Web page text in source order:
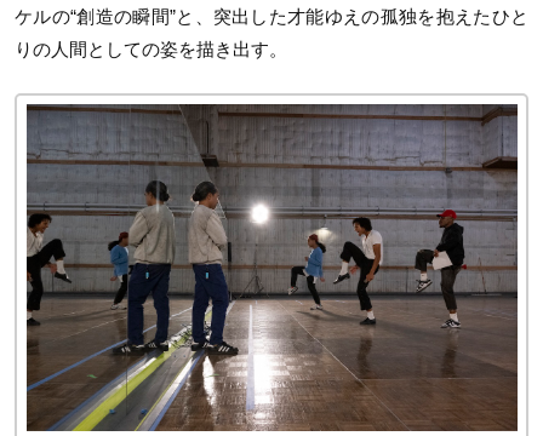
ケルの“創造の瞬間”と、突出した才能ゆえの孤独を抱えたひと
りの人間としての姿を描き出す。